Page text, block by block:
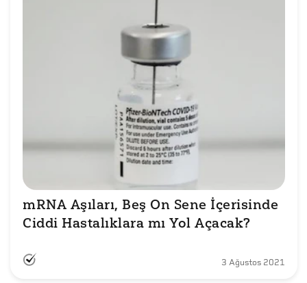
mRNA Aşıları, Beş On Sene İçerisinde
Ciddi Hastalıklara mı Yol Açacak?
3 Ağustos 2021